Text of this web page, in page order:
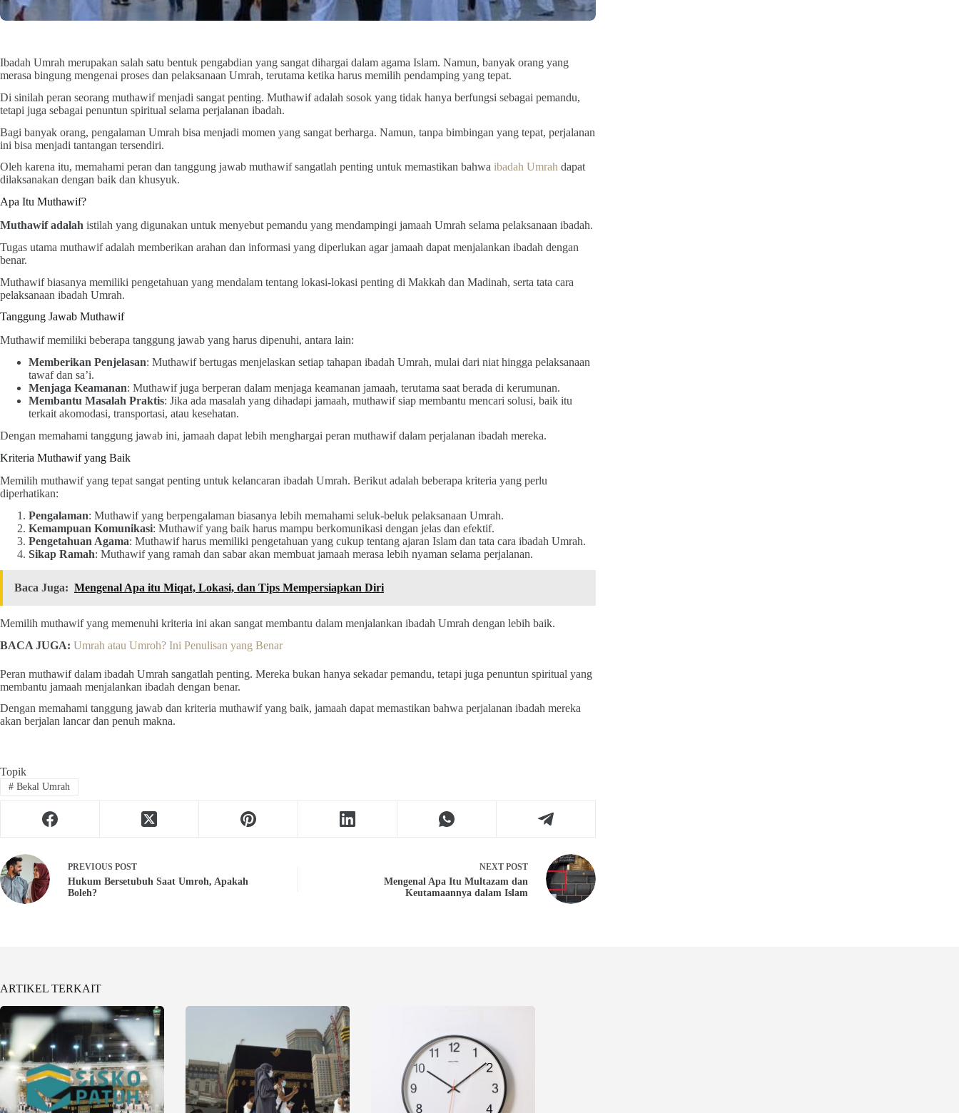
Ibadah Umrah merupakan salah satu bentuk pengabdian yang sangat dihargai dalam agama Islam. Namun, banyak orang yang
merasa bingung mengenai proses dan pelaksanaan Umrah, terutama ketika harus memilih pendamping yang tepat.
Di sinilah peran seorang muthawif menjadi sangat penting. Muthawif adalah sosok yang tidak hanya berfungsi sebagai pemandu,
tetapi juga sebagai penuntun spiritual selama perjalanan ibadah.
Bagi banyak orang, pengalaman Umrah bisa menjadi momen yang sangat berharga. Namun, tanpa bimbingan yang tepat, perjalanan
ini bisa menjadi tantangan tersendiri.
Oleh karena itu, memahami peran dan tanggung jawab muthawif sangatlah penting untuk memastikan bahwa ibadah Umrah dapat
dilaksanakan dengan baik dan khusyuk.
Apa Itu Muthawif?
Muthawif adalah istilah yang digunakan untuk menyebut pemandu yang mendampingi jamaah Umrah selama pelaksanaan ibadah.
Tugas utama muthawif adalah memberikan arahan dan informasi yang diperlukan agar jamaah dapat menjalankan ibadah dengan
benar.
Muthawif biasanya memiliki pengetahuan yang mendalam tentang lokasi-lokasi penting di Makkah dan Madinah, serta tata cara
pelaksanaan ibadah Umrah.
Tanggung Jawab Muthawif
Muthawif memiliki beberapa tanggung jawab yang harus dipenuhi, antara lain:
Memberikan Penjelasan: Muthawif bertugas menjelaskan setiap tahapan ibadah Umrah, mulai dari niat hingga pelaksanaan
tawaf dan sa’i.
Menjaga Keamanan: Muthawif juga berperan dalam menjaga keamanan jamaah, terutama saat berada di kerumunan.
Membantu Masalah Praktis: Jika ada masalah yang dihadapi jamaah, muthawif siap membantu mencari solusi, baik itu
terkait akomodasi, transportasi, atau kesehatan.
Dengan memahami tanggung jawab ini, jamaah dapat lebih menghargai peran muthawif dalam perjalanan ibadah mereka.
Kriteria Muthawif yang Baik
Memilih muthawif yang tepat sangat penting untuk kelancaran ibadah Umrah. Berikut adalah beberapa kriteria yang perlu
diperhatikan:
Pengalaman: Muthawif yang berpengalaman biasanya lebih memahami seluk-beluk pelaksanaan Umrah.
Kemampuan Komunikasi: Muthawif yang baik harus mampu berkomunikasi dengan jelas dan efektif.
Pengetahuan Agama: Muthawif harus memiliki pengetahuan yang cukup tentang ajaran Islam dan tata cara ibadah Umrah.
Sikap Ramah: Muthawif yang ramah dan sabar akan membuat jamaah merasa lebih nyaman selama perjalanan.
Baca Juga: Mengenal Apa itu Miqat, Lokasi, dan Tips Mempersiapkan Diri
Memilih muthawif yang memenuhi kriteria ini akan sangat membantu dalam menjalankan ibadah Umrah dengan lebih baik.
BACA JUGA: Umrah atau Umroh? Ini Penulisan yang Benar
Peran muthawif dalam ibadah Umrah sangatlah penting. Mereka bukan hanya sekadar pemandu, tetapi juga penuntun spiritual yang
membantu jamaah menjalankan ibadah dengan benar.
Dengan memahami tanggung jawab dan kriteria muthawif yang baik, jamaah dapat memastikan bahwa perjalanan ibadah mereka
akan berjalan lancar dan penuh makna.
Topik
#Bekal Umrah
PREVIOUS POST
Hukum Bersetubuh Saat Umroh, Apakah
Boleh?
NEXT POST
Mengenal Apa Itu Multazam dan
Keutamaannya dalam Islam
ARTIKEL TERKAIT